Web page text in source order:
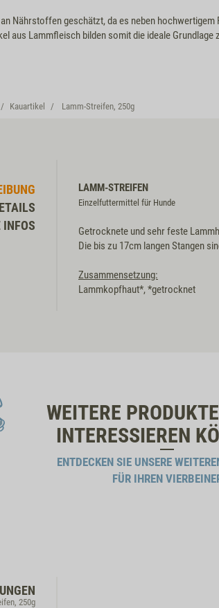
Nährstoffen geschätzt, da es neben
aus Lammfleisch bilden somit die ideale
Kauartikel Lamm-Streifen, 250g
INFOS
LAMM-STREIFEN
Einzelfuttermittel für Hunde
Getrocknete und sehr feste
Die bis zu 17cm langen Stangen
Zusammensetzung:
Lammkopfhaut*, *getrocknet
WEITERE
INTERESSIEREN
ENTDECKEN SIE UNSERE
FÜR IHREN
250g